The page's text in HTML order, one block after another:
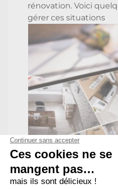
rénovation. Voici
gérer ces situations